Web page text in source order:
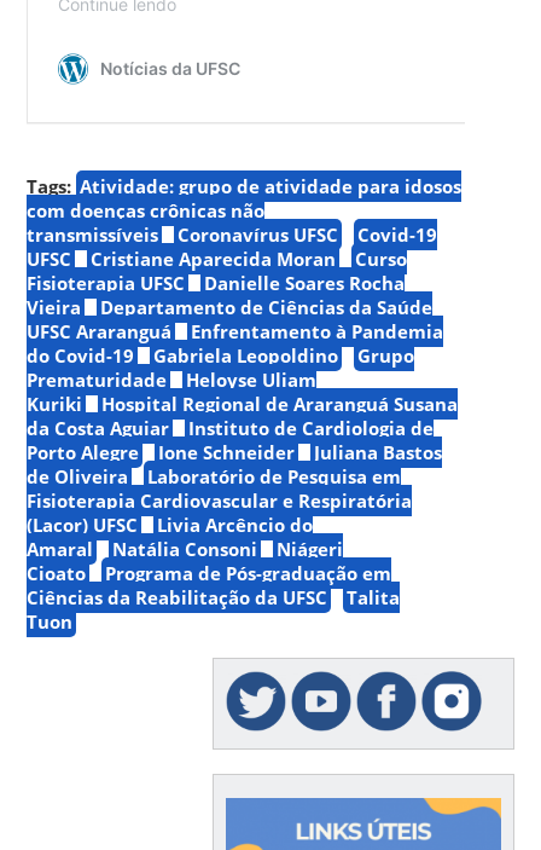
Tags: Atividade: grupo de atividade para idosos
com doenças crônicas não
transmissíveis
Coronavírus UFSC
Covid-19
UFSC
Cristiane Aparecida Moran
Curso
Fisioterapia UFSC
Danielle Soares Rocha
Vieira
Departamento de Ciências da Saúde
UFSC Araranguá
Enfrentamento à Pandemia
do Covid-19
Gabriela Leopoldino
Grupo
Prematuridade
Heloyse Uliam
Kuriki
Hospital Regional de Araranguá Susana
da Costa Aguiar
Instituto de Cardiologia de
Porto Alegre
Ione Schneider
Juliana Bastos
de Oliveira
Laboratório de Pesquisa em
Fisioterapia Cardiovascular e Respiratória
(Lacor) UFSC
Livia Arcêncio do
Amaral
Natália Consoni
Niágeri
Cioato
Programa de Pós-graduação em
Ciências da Reabilitação da UFSC
Talita
Tuon